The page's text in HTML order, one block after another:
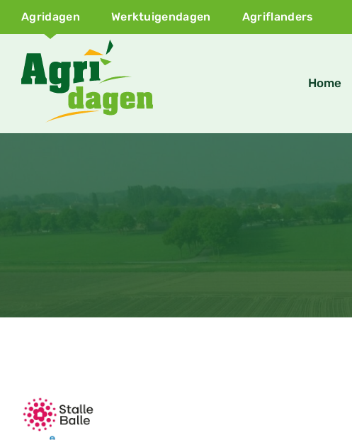
Agridagen Werktuigendagen Agriflanders
Home